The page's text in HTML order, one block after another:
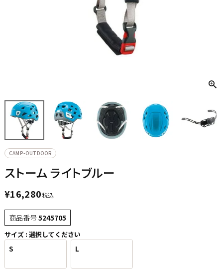
CAMP-OUTDOOR
ストーム ライトブルー
¥16,280税込
商品番号5245705
サイズ 選択してください
S
L